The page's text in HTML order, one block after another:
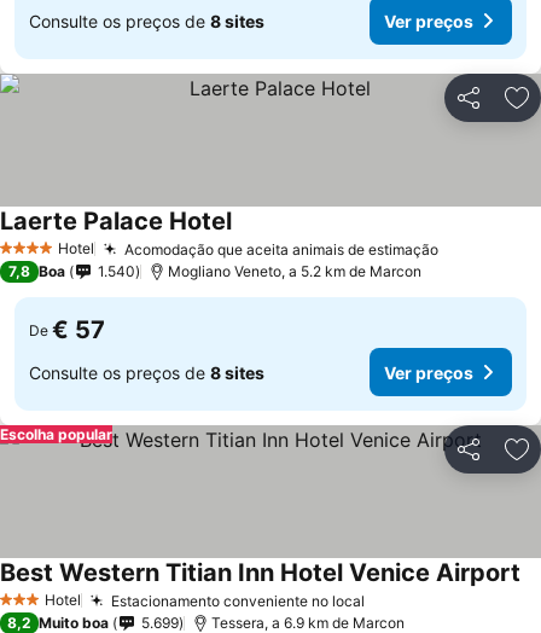
Consulte os preços de 8 sites Ver preços
Partilhar
4 EstrelasHotel Acomodação que aceita animais de estimação
Laerte Palace Hotel
7,8 Boa 1.540 Mogliano Veneto, a 5.2 km de Marcon
De € 57
Consulte os preços de 8 sites Ver preços
Partilhar
Escolha popular
3 EstrelasHotel Estacionamento conveniente no local
Best Western Titian Inn Hotel Venice Airport
8,2 Muito boa 5.699 Tessera, a 6.9 km de Marcon